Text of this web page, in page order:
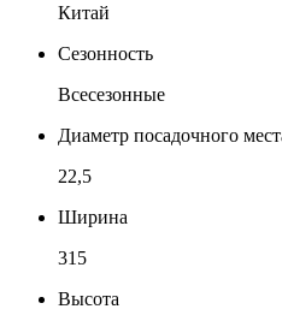
Китай
Сезонность
Всесезонные
Диаметр посадочного
22,5
Ширина
315
Высота